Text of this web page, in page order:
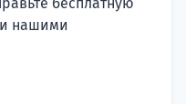
бесплатную
нашими